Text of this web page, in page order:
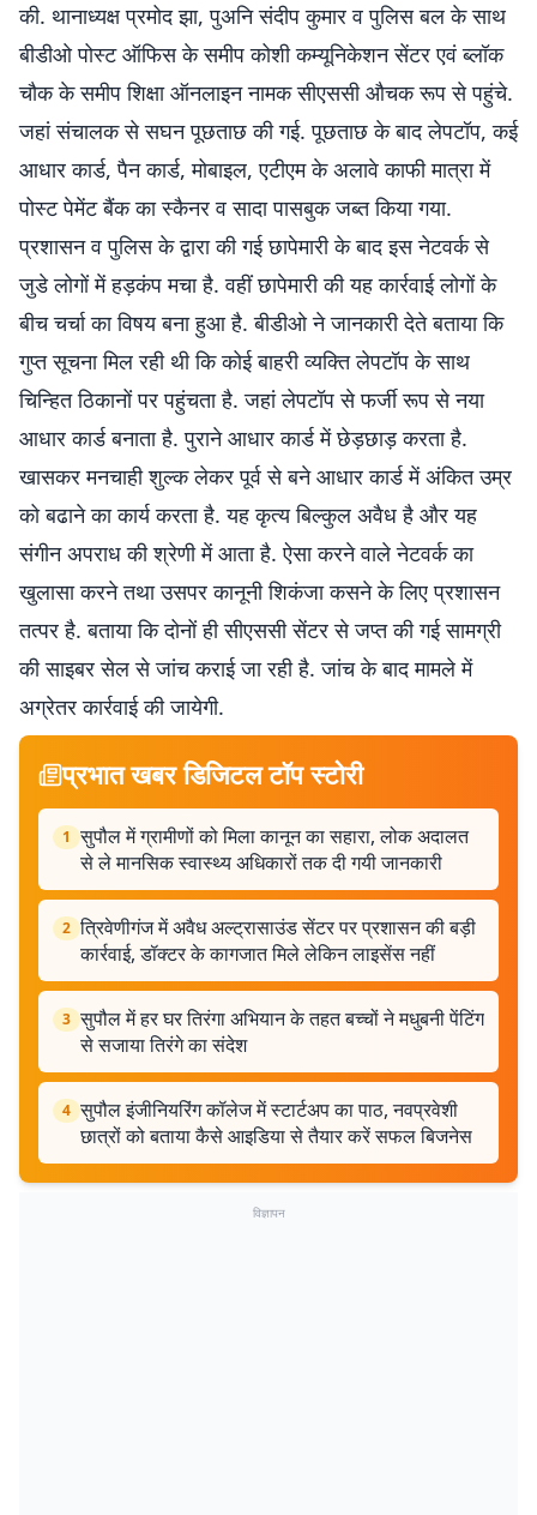
की. थानाध्यक्ष प्रमोद झा, पुअनि संदीप कुमार व पुलिस बल के साथ
बीडीओ पोस्ट ऑफिस के समीप कोशी कम्यूनिकेशन सेंटर एवं ब्लॉक
चौक के समीप शिक्षा ऑनलाइन नामक सीएससी औचक रूप से पहुंचे.
जहां संचालक से सघन पूछताछ की गई. पूछताछ के बाद लेपटॉप, कई
आधार कार्ड, पैन कार्ड, मोबाइल, एटीएम के अलावे काफी मात्रा में
पोस्ट पेमेंट बैंक का स्कैनर व सादा पासबुक जब्त किया गया.
प्रशासन व पुलिस के द्वारा की गई छापेमारी के बाद इस नेटवर्क से
जुडे लोगों में हड़कंप मचा है. वहीं छापेमारी की यह कार्रवाई लोगों के
बीच चर्चा का विषय बना हुआ है. बीडीओ ने जानकारी देते बताया कि
गुप्त सूचना मिल रही थी कि कोई बाहरी व्यक्ति लेपटॉप के साथ
चिन्हित ठिकानों पर पहुंचता है. जहां लेपटॉप से फर्जी रूप से नया
आधार कार्ड बनाता है. पुराने आधार कार्ड में छेड़छाड़ करता है.
खासकर मनचाही शुल्क लेकर पूर्व से बने आधार कार्ड में अंकित उम्र
को बढाने का कार्य करता है. यह कृत्य बिल्कुल अवैध है और यह
संगीन अपराध की श्रेणी में आता है. ऐसा करने वाले नेटवर्क का
खुलासा करने तथा उसपर कानूनी शिकंजा कसने के लिए प्रशासन
तत्पर है. बताया कि दोनों ही सीएससी सेंटर से जप्त की गई सामग्री
की साइबर सेल से जांच कराई जा रही है. जांच के बाद मामले में
अग्रेतर कार्रवाई की जायेगी.
प्रभात खबर डिजिटल टॉप स्टोरी
1 सुपौल में ग्रामीणों को मिला कानून का सहारा, लोक अदालत
से ले मानसिक स्वास्थ्य अधिकारों तक दी गयी जानकारी
2 त्रिवेणीगंज में अवैध अल्ट्रासाउंड सेंटर पर प्रशासन की बड़ी
कार्रवाई, डॉक्टर के कागजात मिले लेकिन लाइसेंस नहीं
3 सुपौल में हर घर तिरंगा अभियान के तहत बच्चों ने मधुबनी पेंटिंग
से सजाया तिरंगे का संदेश
4 सुपौल इंजीनियरिंग कॉलेज में स्टार्टअप का पाठ, नवप्रवेशी
छात्रों को बताया कैसे आइडिया से तैयार करें सफल बिजनेस
विज्ञापन